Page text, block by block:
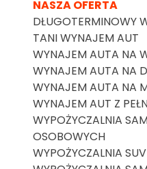
NASZA OFERTA
DŁUGOTERMINOWY
TANI WYNAJEM AUT
WYNAJEM AUTA NA
WYNAJEM AUTA NA
WYNAJEM AUTA NA
WYNAJEM AUT Z
WYPOŻYCZALNIA
OSOBOWYCH
WYPOŻYCZALNIA SUV